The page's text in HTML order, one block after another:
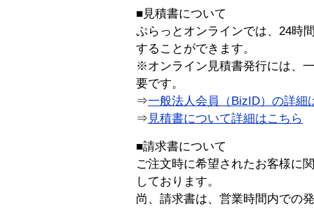
■見積書について
ぷらっとオンラインでは、24時
することができます。
※オンライン見積書発行には、
要です。
⇒一般法人会員（BizID）の詳細
⇒ 見積書について詳細はこちら
■請求書について
ご注文時に希望されたお客様に
しております。
尚、請求書は、営業時間内での